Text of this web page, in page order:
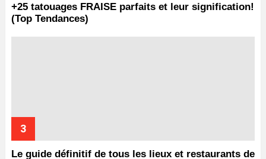
+25 tatouages ​​FRAISE parfaits et leur signification!
(Top Tendances)
Le guide définitif de tous les lieux et restaurants de